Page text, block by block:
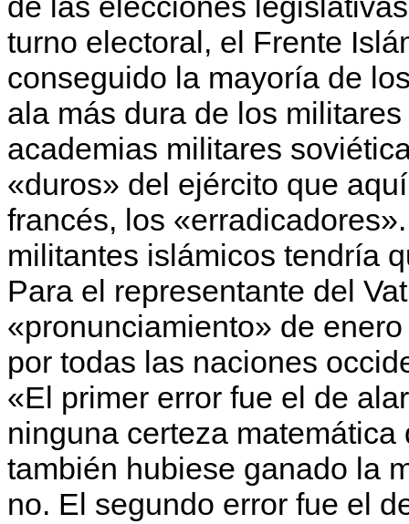
turno electoral, el Frente
conseguido la mayoría de
ala más dura de los
academias militares
«duros» del ejército que
francés, los
militantes islámi­cos tendría
Para el representante del
«pronuncia­miento» de
por todas las naciones
«El primer error fue el de
ninguna certeza
también hubiese ganado la
no. El segundo error fue el